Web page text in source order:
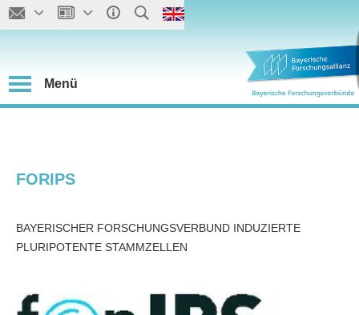
Menü
FORIPS
BAYERISCHER FORSCHUNGSVERBUND INDUZIERTE
PLURIPOTENTE STAMMZELLEN